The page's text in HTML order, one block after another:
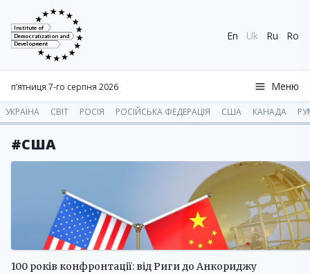
Institute of
Democratization and
Development
En Uk Ru Ro
п’ятниця 7-го серпня 2026 Меню
УКРАЇНА СВІТ РОСІЯ РОСІЙСЬКА ФЕДЕРАЦІЯ США КАНАДА
#США
100 років конфронтації: від Риги до Анкориджу